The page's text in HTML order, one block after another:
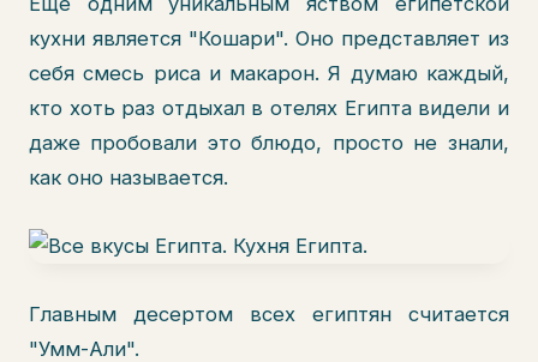
кухни является "Кошари". Оно представляет из
себя смесь риса и макарон. Я думаю каждый,
кто хоть раз отдыхал в отелях Египта видели и
даже пробовали это блюдо, просто не знали,
как оно называется.
Главным десертом всех египтян считается
"Умм-Али".